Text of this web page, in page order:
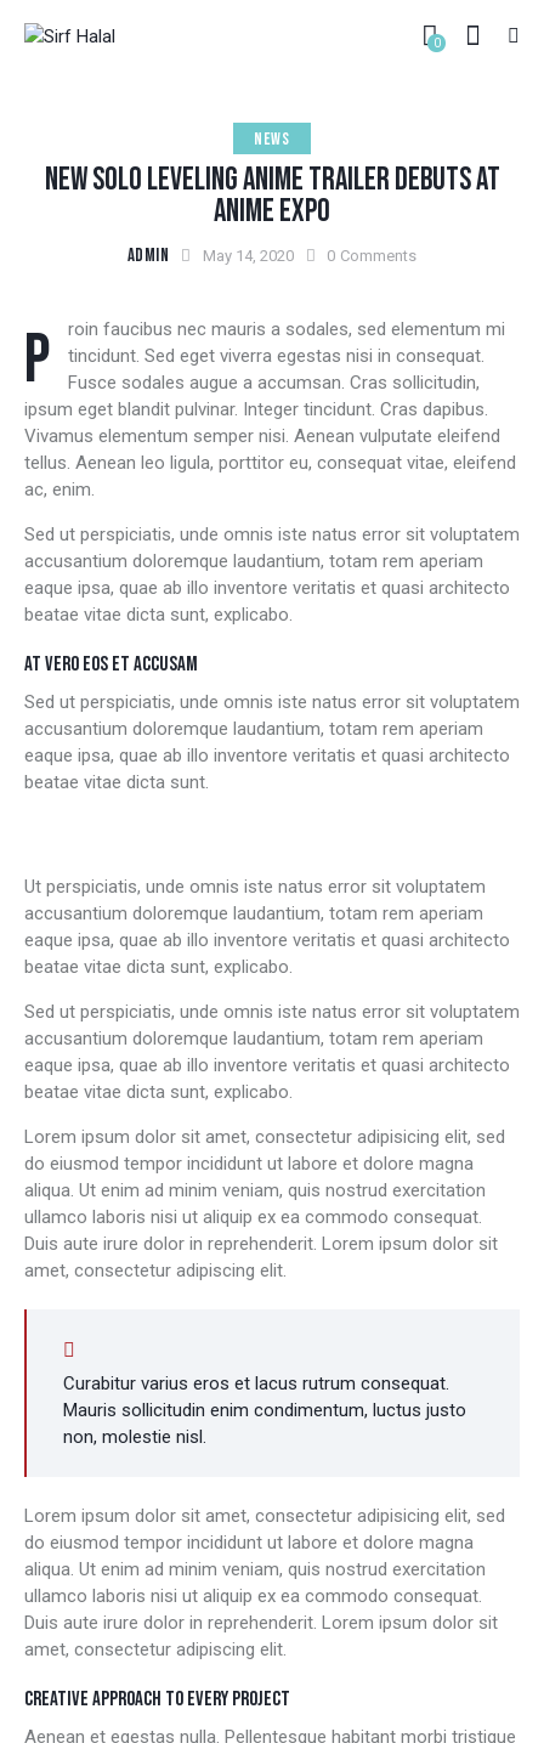
0
NEWS
NEW SOLO LEVELING ANIME TRAILER DEBUTS AT
ANIME EXPO
ADMIN May 14, 2020 0 Comments
Proin faucibus nec mauris a sodales, sed elementum mi
tincidunt. Sed eget viverra egestas nisi in consequat.
Fusce sodales augue a accumsan. Cras sollicitudin,
ipsum eget blandit pulvinar. Integer tincidunt. Cras dapibus.
Vivamus elementum semper nisi. Aenean vulputate eleifend
tellus. Aenean leo ligula, porttitor eu, consequat vitae, eleifend
ac, enim.
Sed ut perspiciatis, unde omnis iste natus error sit voluptatem
accusantium doloremque laudantium, totam rem aperiam
eaque ipsa, quae ab illo inventore veritatis et quasi architecto
beatae vitae dicta sunt, explicabo.
AT VERO EOS ET ACCUSAM
Sed ut perspiciatis, unde omnis iste natus error sit voluptatem
accusantium doloremque laudantium, totam rem aperiam
eaque ipsa, quae ab illo inventore veritatis et quasi architecto
beatae vitae dicta sunt.
Ut perspiciatis, unde omnis iste natus error sit voluptatem
accusantium doloremque laudantium, totam rem aperiam
eaque ipsa, quae ab illo inventore veritatis et quasi architecto
beatae vitae dicta sunt, explicabo.
Sed ut perspiciatis, unde omnis iste natus error sit voluptatem
accusantium doloremque laudantium, totam rem aperiam
eaque ipsa, quae ab illo inventore veritatis et quasi architecto
beatae vitae dicta sunt, explicabo.
Lorem ipsum dolor sit amet, consectetur adipisicing elit, sed
do eiusmod tempor incididunt ut labore et dolore magna
aliqua. Ut enim ad minim veniam, quis nostrud exercitation
ullamco laboris nisi ut aliquip ex ea commodo consequat.
Duis aute irure dolor in reprehenderit. Lorem ipsum dolor sit
amet, consectetur adipiscing elit.
Curabitur varius eros et lacus rutrum consequat.
Mauris sollicitudin enim condimentum, luctus justo
non, molestie nisl.
Lorem ipsum dolor sit amet, consectetur adipisicing elit, sed
do eiusmod tempor incididunt ut labore et dolore magna
aliqua. Ut enim ad minim veniam, quis nostrud exercitation
ullamco laboris nisi ut aliquip ex ea commodo consequat.
Duis aute irure dolor in reprehenderit. Lorem ipsum dolor sit
amet, consectetur adipiscing elit.
CREATIVE APPROACH TO EVERY PROJECT
Aenean et egestas nulla. Pellentesque habitant morbi tristique